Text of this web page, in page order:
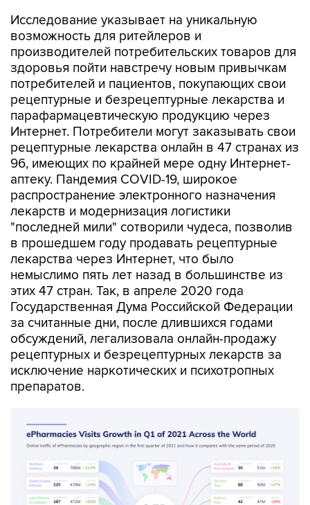
Исследование указывает на уникальную
возможность для ритейлеров и
производителей потребительских товаров для
здоровья пойти навстречу новым привычкам
потребителей и пациентов, покупающих свои
рецептурные и безрецептурные лекарства и
парафармацевтическую продукцию через
Интернет. Потребители могут заказывать свои
рецептурные лекарства онлайн в 47 странах из
96, имеющих по крайней мере одну Интернет-
аптеку. Пандемия COVID-19, широкое
распространение электронного назначения
лекарств и модернизация логистики
"последней мили" сотворили чудеса, позволив
в прошедшем году продавать рецептурные
лекарства через Интернет, что было
немыслимо пять лет назад в большинстве из
этих 47 стран. Так, в апреле 2020 года
Государственная Дума Российской Федерации
за считанные дни, после длившихся годами
обсуждений, легализовала онлайн-продажу
рецептурных и безрецептурных лекарств за
исключение наркотических и психотропных
препаратов.